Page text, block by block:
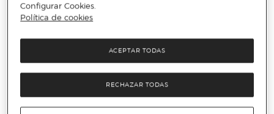
Configurar Cookies.
Política de cookies
RECHAZAR TODAS
ACEPTAR TODAS